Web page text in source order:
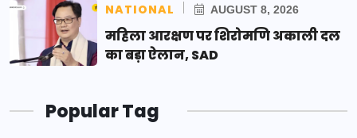
NATIONAL AUGUST 8, 2026
महिला आरक्षण पर शिरोमणि अकाली दल
का बड़ा ऐलान, SAD
Popular Tag